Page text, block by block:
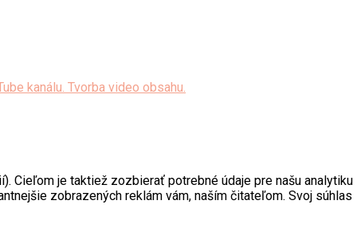
Cieľom je taktiež zozbierať potrebné údaje pre našu analytiku
zobrazených reklám vám, naším čitateľom. Svoj súhlas